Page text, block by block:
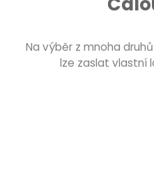
Na výběr z mnoha
lze zaslat vlastní